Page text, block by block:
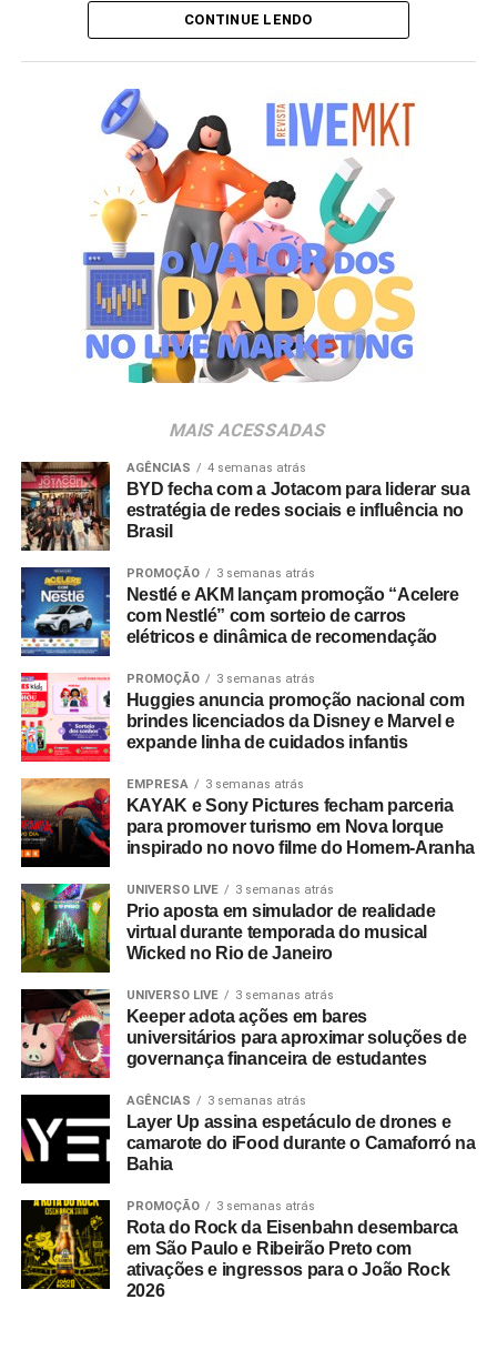
de setembro de 2026. Após a divulgação do resultado
oficial, os vencedores terão até o dia 16 de setembro para
realizar a retirada presencial dos ingressos e brindes no
espaço Villa Atende, localizado no piso G1 do shopping.
“O SP Open é um torneio muito relevante para a cidade e
para essa região. Como estamos no evento de forma tão
profunda, nada mais justo do que proporcionar essa
experiência para alguns dos nossos clientes fiéis”,
destaca Aline Ivanov, gerente de marketing do Shopping
Villa Lobos.
Para ingressar no programa e participar do sorteio, os
Shopping Villa Lobos, efetuar o cadastro e enviar
comprovantes fiscais de qualquer valor. O regulamento
completo está disponível no site do empreendimento.
CONTINUE LENDO
MAIS ACESSADAS
AGÊNCIAS 4 semanas atrás
BYD fecha com a Jotacom para liderar sua
estratégia de redes sociais e influência no
Brasil
PROMOÇÃO 3 semanas atrás
Nestlé e AKM lançam promoção “Acelere
com Nestlé” com sorteio de carros
elétricos e dinâmica de recomendação
PROMOÇÃO 3 semanas atrás
Huggies anuncia promoção nacional com
brindes licenciados da Disney e Marvel e
expande linha de cuidados infantis
EMPRESA 3 semanas atrás
KAYAK e Sony Pictures fecham parceria
para promover turismo em Nova Iorque
inspirado no novo filme do Homem-Aranha
UNIVERSO LIVE 3 semanas atrás
Prio aposta em simulador de realidade
virtual durante temporada do musical
Wicked no Rio de Janeiro
UNIVERSO LIVE 3 semanas atrás
Keeper adota ações em bares
universitários para aproximar soluções de
governança financeira de estudantes
AGÊNCIAS 3 semanas atrás
Layer Up assina espetáculo de drones e
camarote do iFood durante o Camaforró na
Bahia
PROMOÇÃO 3 semanas atrás
Rota do Rock da Eisenbahn desembarca
em São Paulo e Ribeirão Preto com
ativações e ingressos para o João Rock
2026